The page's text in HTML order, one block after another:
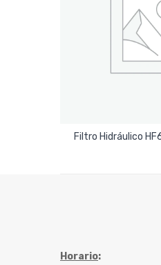
Filtro Hidráulico
Horario: